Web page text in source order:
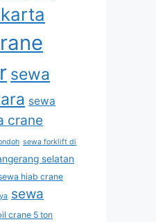
sewa
sewa
crane
sewa forklift di
selatan
hiab crane
sewa
crane 5 ton